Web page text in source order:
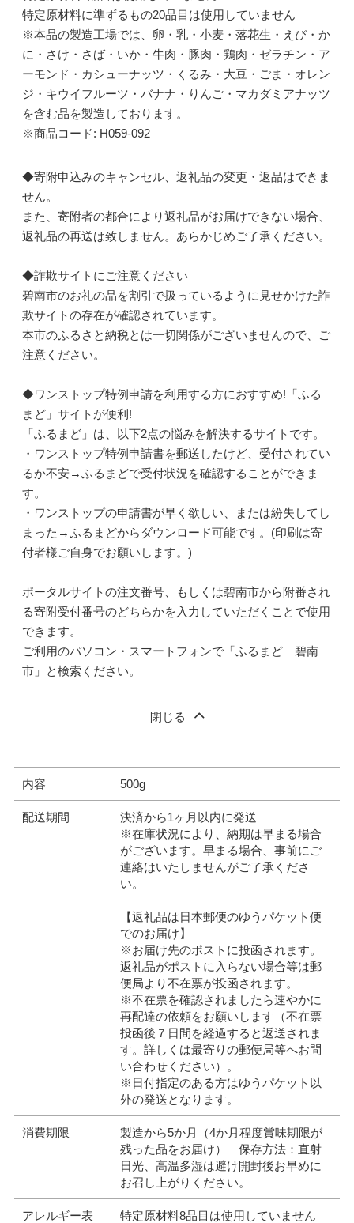
特定原材料に準ずるもの20品目は使用していません
※本品の製造工場では、卵・乳・小麦・落花生・えび・か
に・さけ・さば・いか・牛肉・豚肉・鶏肉・ゼラチン・ア
ーモンド・カシューナッツ・くるみ・大豆・ごま・オレン
ジ・キウイフルーツ・バナナ・りんご・マカダミアナッツ
を含む品を製造しております。
※商品コード: H059-092
◆寄附申込みのキャンセル、返礼品の変更・返品はできま
せん。
また、寄附者の都合により返礼品がお届けできない場合、
返礼品の再送は致しません。あらかじめご了承ください。
◆詐欺サイトにご注意ください
碧南市のお礼の品を割引で扱っているように見せかけた詐
欺サイトの存在が確認されています。
本市のふるさと納税とは一切関係がございませんので、ご
注意ください。
◆ワンストップ特例申請を利用する方におすすめ!「ふる
まど」サイトが便利!
「ふるまど」は、以下2点の悩みを解決するサイトです。
・ワンストップ特例申請書を郵送したけど、受付されてい
るか不安→ふるまどで受付状況を確認することができま
す。
・ワンストップの申請書が早く欲しい、または紛失してし
まった→ふるまどからダウンロード可能です。(印刷は寄
付者様ご自身でお願いします。)
ポータルサイトの注文番号、もしくは碧南市から附番され
る寄附受付番号のどちらかを入力していただくことで使用
できます。
ご利用のパソコン・スマートフォンで「ふるまど 碧南
市」と検索ください。
閉じる
内容 500g
配送期間
決済から1ヶ月以内に発送
※在庫状況により、納期は早まる場合
がございます。早まる場合、事前にご
連絡はいたしませんがご了承くださ
い。
【返礼品は日本郵便のゆうパケット便
でのお届け】
※お届け先のポストに投函されます。
返礼品がポストに入らない場合等は郵
便局より不在票が投函されます。
※不在票を確認されましたら速やかに
再配達の依頼をお願いします（不在票
投函後７日間を経過すると返送されま
す。詳しくは最寄りの郵便局等へお問
い合わせください）。
※日付指定のある方はゆうパケット以
外の発送となります。
消費期限
製造から5か月（4か月程度賞味期限が
残った品をお届け） 保存方法：直射
日光、高温多湿は避け開封後お早めに
お召し上がりください。
アレルギー表 特定原材料8品目は使用していません